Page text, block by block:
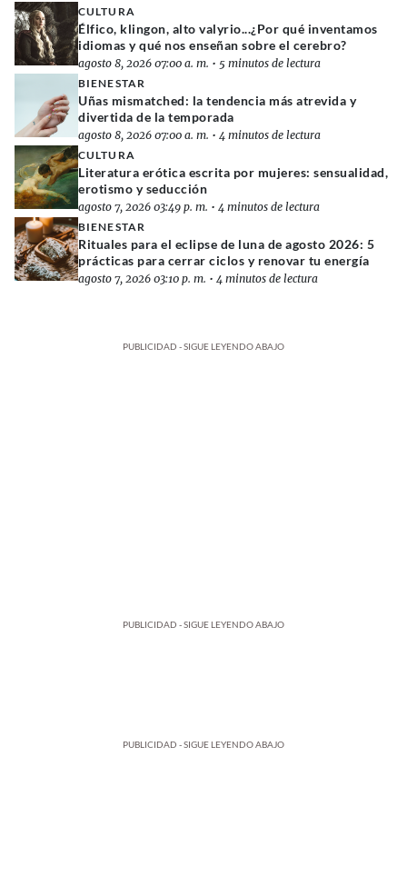
CULTURA
Élfico, klingon, alto valyrio...¿Por qué inventamos
idiomas y qué nos enseñan sobre el cerebro?
agosto 8, 2026 07:00 a. m. • 5 minutos de lectura
BIENESTAR
Uñas mismatched: la tendencia más atrevida y
divertida de la temporada
agosto 8, 2026 07:00 a. m. • 4 minutos de lectura
CULTURA
Literatura erótica escrita por mujeres: sensualidad,
erotismo y seducción
agosto 7, 2026 03:49 p. m. • 4 minutos de lectura
BIENESTAR
Rituales para el eclipse de luna de agosto 2026: 5
prácticas para cerrar ciclos y renovar tu energía
agosto 7, 2026 03:10 p. m. • 4 minutos de lectura
PUBLICIDAD - SIGUE LEYENDO ABAJO
PUBLICIDAD - SIGUE LEYENDO ABAJO
PUBLICIDAD - SIGUE LEYENDO ABAJO